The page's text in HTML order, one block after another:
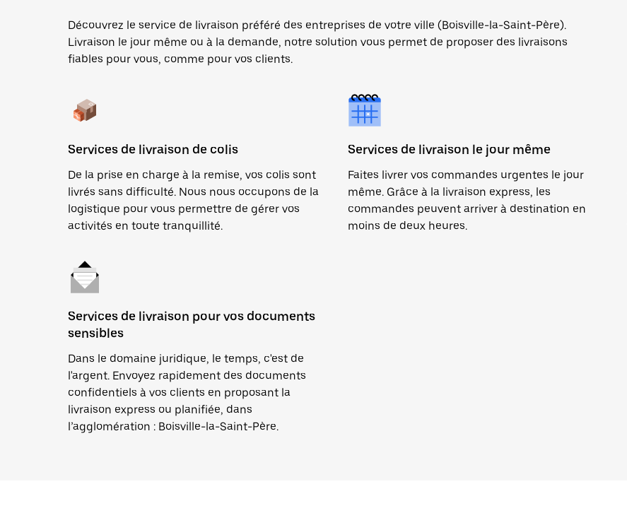
Découvrez le service de livraison préféré des entreprises de votre ville (Boisville-la-Saint-Père).
Livraison le jour même ou à la demande, notre solution vous permet de proposer des livraisons
fiables pour vous, comme pour vos clients.
Services de livraison de colis
De la prise en charge à la remise, vos colis sont
livrés sans difficulté. Nous nous occupons de la
logistique pour vous permettre de gérer vos
activités en toute tranquillité.
Services de livraison le jour même
Faites livrer vos commandes urgentes le jour
même. Grâce à la livraison express, les
commandes peuvent arriver à destination en
moins de deux heures.
Services de livraison pour vos documents
sensibles
Dans le domaine juridique, le temps, c'est de
l'argent. Envoyez rapidement des documents
confidentiels à vos clients en proposant la
livraison express ou planifiée, dans
l’agglomération : Boisville-la-Saint-Père.